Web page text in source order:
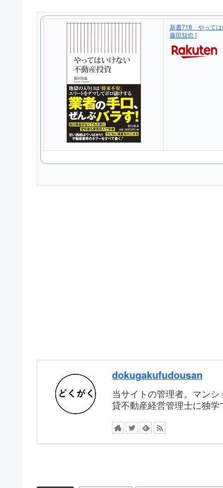
新書718 やっては
藤田知也 ]
dokugakufudousan
当サイトの管理者。マン
貸不動産経営管理士に独